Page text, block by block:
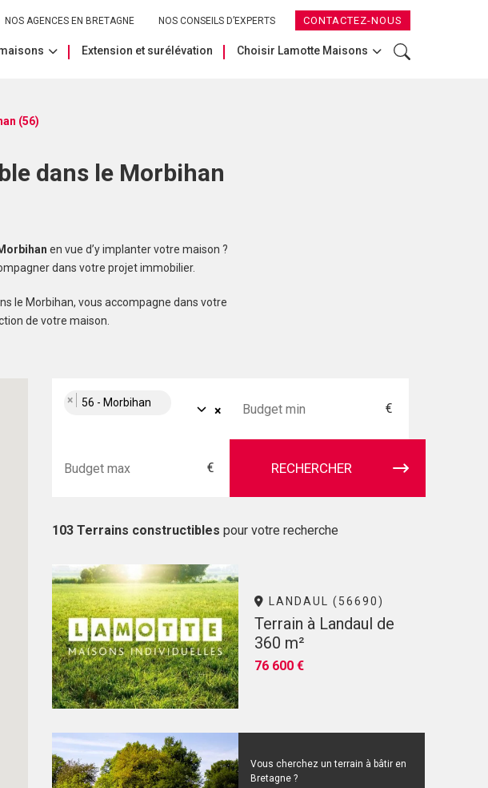
NOS AGENCES EN BRETAGNE NOS CONSEILS D’EXPERTS CONTACTEZ-NOUS
Extension et surélévation Choisir Lamotte Maisons
(56)
dans le Morbihan
en vue d’y implanter votre maison ?
dans votre projet immobilier.
le Morbihan, vous accompagne dans votre
de votre maison.
×
× 56 - Morbihan €
€ RECHERCHER
103 Terrains constructibles pour votre recherche
LANDAUL (56690)
Terrain à Landaul de
360 m²
76 600 €
Vous cherchez un terrain à bâtir en
Bretagne ?